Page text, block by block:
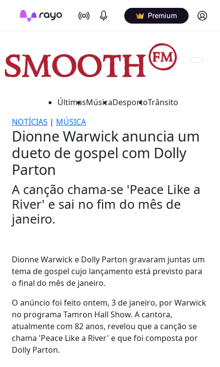
On Air Podcasts Premium Log in
ÚltimasMúsicaDesportoTrânsito
NOTÍCIAS | MÚSICA
Dionne Warwick anuncia um
dueto de gospel com Dolly
Parton
A canção chama-se 'Peace Like a
River' e sai no fim do mês de
janeiro.
Dionne Warwick e Dolly Parton gravaram juntas um
tema de gospel cujo lançamento está previsto para
o final do mês de janeiro.
O anúncio foi feito ontem, 3 de janeiro, por Warwick
no programa Tamron Hall Show. A cantora,
atualmente com 82 anos, revelou que a canção se
chama 'Peace Like a River' e que foi composta por
Dolly Parton.